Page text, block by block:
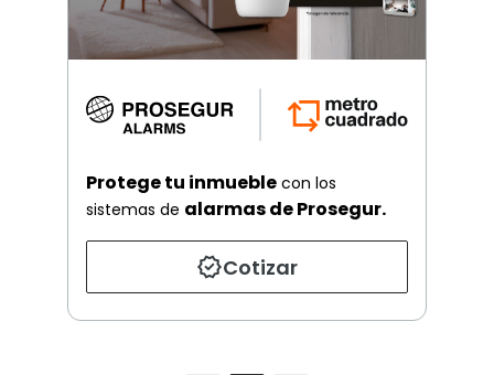
Protege tu inmueble con los
sistemas de alarmas de Prosegur.
Cotizar